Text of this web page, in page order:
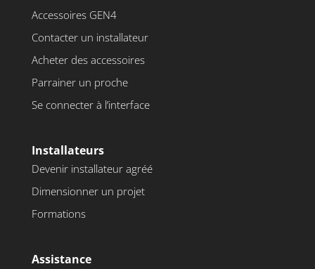
Accessoires GEN4
Contacter un installateur
Acheter des accessoires
Parrainer un proche
Se connecter à l’interface
Installateurs
Devenir installateur agréé
Dimensionner un projet
Formations
Assistance